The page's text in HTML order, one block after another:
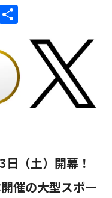
ン
有
（土）開幕！
催の大型スポー